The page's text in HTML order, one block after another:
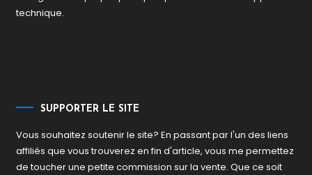
technique.
SUPPORTER LE SITE
Vous souhaitez soutenir le site? En passant par l'un des liens
affiliés que vous trouverez en fin d'article, vous me permettez
de toucher une petite commission sur la vente. Que ce soit